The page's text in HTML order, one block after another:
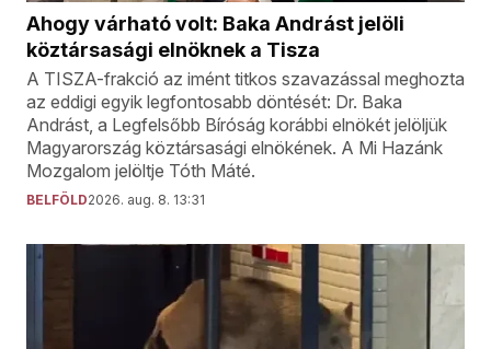
Ahogy várható volt: Baka Andrást jelöli
köztársasági elnöknek a Tisza
A TISZA-frakció az imént titkos szavazással meghozta
az eddigi egyik legfontosabb döntését: Dr. Baka
Andrást, a Legfelsőbb Bíróság korábbi elnökét jelöljük
Magyarország köztársasági elnökének. A Mi Hazánk
Mozgalom jelöltje Tóth Máté.
BELFÖLD2026. aug. 8. 13:31